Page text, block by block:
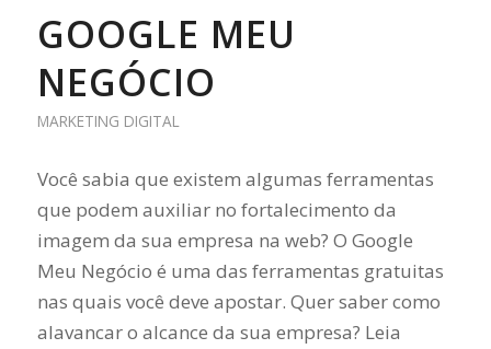
GOOGLE MEU
NEGÓCIO
MARKETING DIGITAL
Você sabia que existem algumas ferramentas
que podem auxiliar no fortalecimento da
imagem da sua empresa na web? O Google
Meu Negócio é uma das ferramentas gratuitas
nas quais você deve apostar. Quer saber como
alavancar o alcance da sua empresa? Leia